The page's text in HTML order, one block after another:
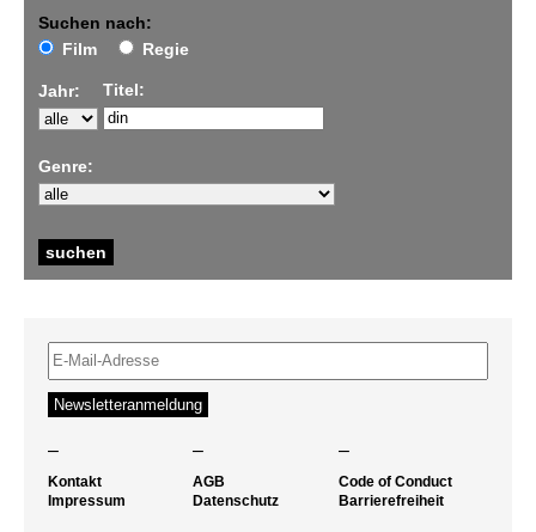
Suchen nach:
Film
Regie
Jahr: Titel:
Genre:
– – –
Kontakt
Impressum
AGB
Datenschutz
Code of Conduct
Barrierefreiheit